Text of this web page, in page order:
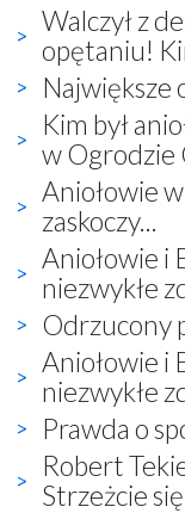
Walczył z
opętaniu!
Największe
Kim był
w Ogrodzie
Aniołowie
zaskoczy...
Aniołowie i
niezwykłe
Odrzucony
Aniołowie i
niezwykłe
Prawda o
Robert
Strzeżcie